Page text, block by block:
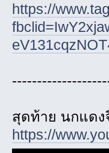
https://
สุดท้าย นกแด
https://